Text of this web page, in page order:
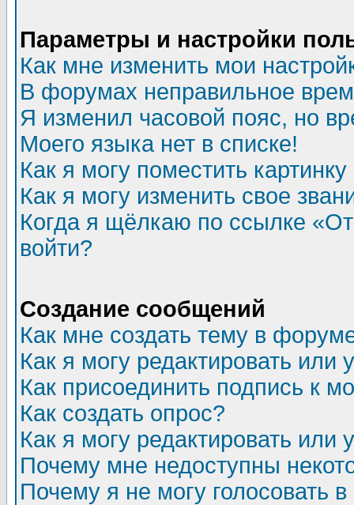
Параметры и настройки
Как мне изменить мои
В форумах неправильное
Я изменил часовой пояс, но
Моего языка нет в списке!
Как я могу поместить
Как я могу изменить свое
Когда я щёлкаю по ссылке
войти?
Создание сообщений
Как мне создать тему в
Как я могу редактировать или
Как присоединить подпись к
Как создать опрос?
Как я могу редактировать или
Почему мне недоступны
Почему я не могу голосовать